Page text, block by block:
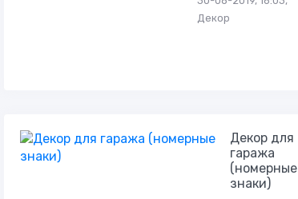
Декор
Декор для
гаража
(номерные
знаки)